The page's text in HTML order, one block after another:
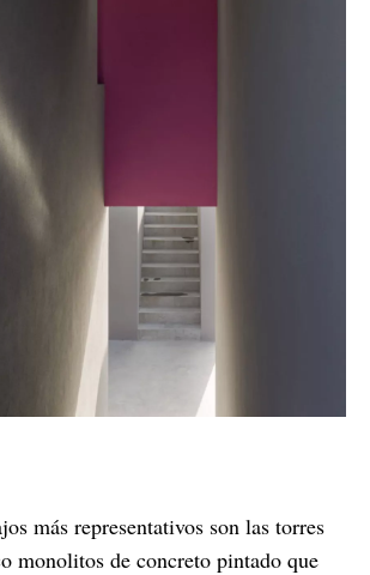
más representativos son las torres
monolitos de concreto pintado que